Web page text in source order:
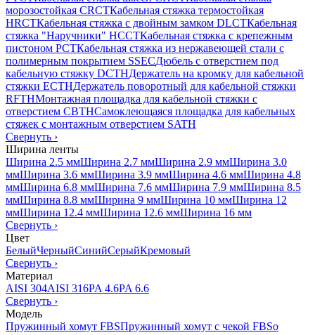
морозостойкая CRCTКабельная стяжка термостойкая
HRCTКабельная стяжка с двойным замком DLCTКабельная
стяжка "Наручники" HCCTКабельная стяжка с крепежным
пистоном PCTКабельная стяжка из нержавеющей стали с
полимерным покрытием SSECДюбель с отверстием под
кабельную стяжку DCTHДержатель на кромку для кабельной
стяжки ECTHДержатель поворотный для кабельной стяжки
RFTHМонтажная площадка для кабельной стяжки с
отверстием CBTHСамоклеющаяся площадка для кабельных
стяжек с монтажным отверстием SATH
Свернуть ›
Ширина ленты
Ширина 2.5 ммШирина 2.7 ммШирина 2.9 ммШирина 3.0
ммШирина 3.6 ммШирина 3.9 ммШирина 4.6 ммШирина 4.8
ммШирина 6.8 ммШирина 7.6 ммШирина 7.9 ммШирина 8.5
ммШирина 8.8 ммШирина 9 ммШирина 10 ммШирина 12
ммШирина 12.4 ммШирина 12.6 ммШирина 16 мм
Свернуть ›
Цвет
БелыйЧерныйСинийСерыйКремовый
Свернуть ›
Материал
AISI 304AISI 316PA 4.6PA 6.6
Свернуть ›
Модель
Пружинный хомут FBSПружинный хомут с чекой FBSo